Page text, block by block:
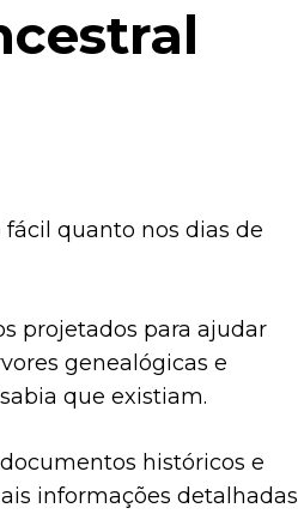
quanto nos dias de
projetados para ajudar
genealógicas e
que existiam.
históricos e
informações detalhadas